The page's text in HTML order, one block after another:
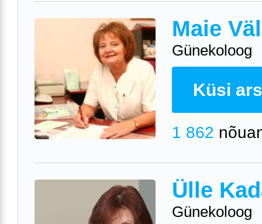
Maie
Günekoloog
Küsi
1 862
Ülle
Günekoloog